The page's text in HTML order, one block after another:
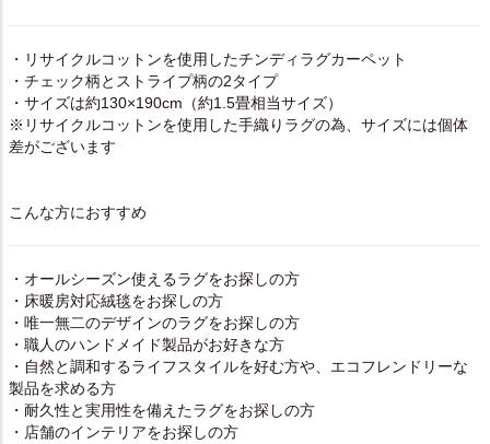
・リサイクルコットンを使用したチンディラグカーペット
・チェック柄とストライプ柄の2タイプ
・サイズは約130×190cm（約1.5畳相当サイズ）
※リサイクルコットンを使用した手織りラグの為、サイズには個体
差がございます
こんな方におすすめ
・オールシーズン使えるラグをお探しの方
・床暖房対応絨毯をお探しの方
・唯一無二のデザインのラグをお探しの方
・職人のハンドメイド製品がお好きな方
・自然と調和するライフスタイルを好む方や、エコフレンドリーな
製品を求める方
・耐久性と実用性を備えたラグをお探しの方
・店舗のインテリアをお探しの方